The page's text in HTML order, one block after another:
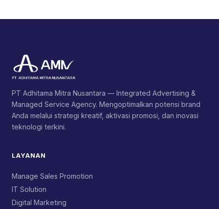
PT Adhitama Mitra Nusantara — Integrated Advertising &
Managed Service Agency. Mengoptimalkan potensi brand
Anda melalui strategi kreatif, aktivasi promosi, dan inovasi
teknologi terkini.
LAYANAN
Manage Sales Promotion
IT Solution
Digital Marketing